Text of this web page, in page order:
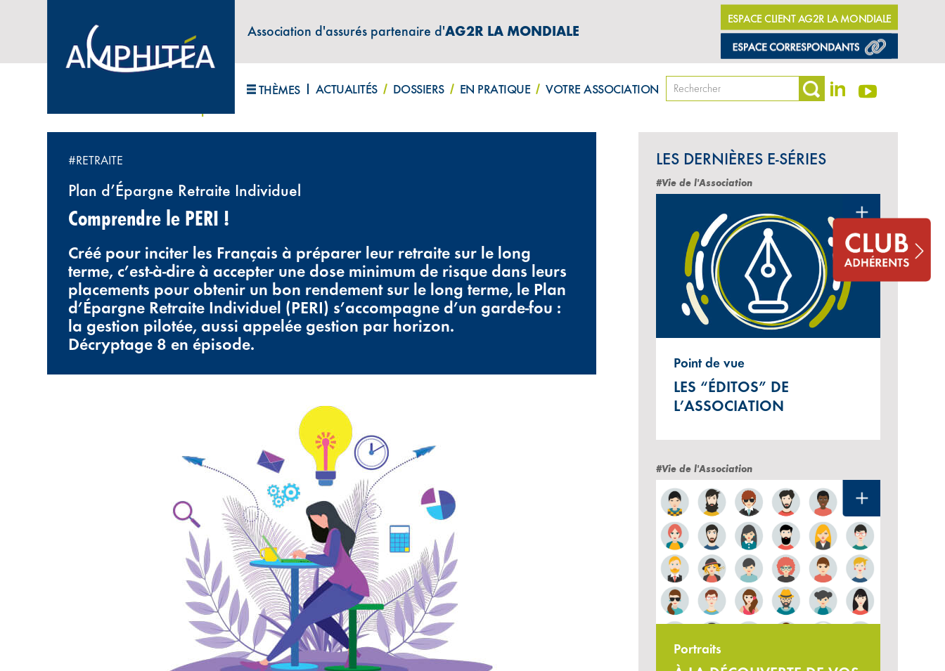
Association d'assurés partenaire d'AG2R LA MONDIALE
ESPACE CLIENT AG2R LA MONDIALE
THÈMES ACTUALITÉS DOSSIERS EN PRATIQUE VOTRE ASSOCIATION
ABONNEZ-VOUS À LA LETTRE D'INFORMATIONS "AMPHITÉA INFOS"
#RETRAITE
Plan d’Épargne Retraite Individuel
Comprendre le PERI !
Créé pour inciter les Français à préparer leur retraite sur le long
terme, c’est-à-dire à accepter une dose minimum de risque dans leurs
placements pour obtenir un bon rendement sur le long terme, le Plan
d’Épargne Retraite Individuel (PERI) s’accompagne d’un garde-fou :
la gestion pilotée, aussi appelée gestion par horizon.
Décryptage 8 en épisode.
LES DERNIÈRES E-SÉRIES
#Vie de l'Association
Point de vue
LES “ÉDITOS” DE
L’ASSOCIATION
#Vie de l'Association
Portraits